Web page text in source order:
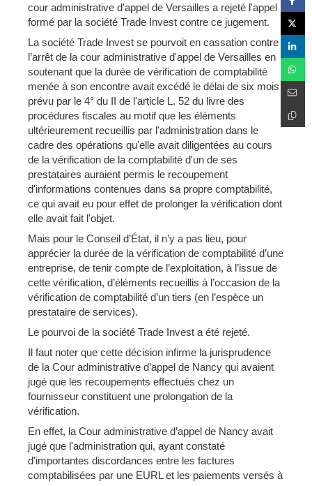
cour administrative d'appel de Versailles a rejeté l'appel
formé par la société Trade Invest contre ce jugement.
La société Trade Invest se pourvoit en cassation contre
l’arrêt de la cour administrative d'appel de Versailles en
soutenant que la durée de vérification de comptabilité
menée à son encontre avait excédé le délai de six mois
prévu par le 4° du II de l'article L. 52 du livre des
procédures fiscales au motif que les éléments
ultérieurement recueillis par l'administration dans le
cadre des opérations qu'elle avait diligentées au cours
de la vérification de la comptabilité d'un de ses
prestataires auraient permis le recoupement
d'informations contenues dans sa propre comptabilité,
ce qui avait eu pour effet de prolonger la vérification dont
elle avait fait l'objet.
Mais pour le Conseil d’État, il n’y a pas lieu, pour
apprécier la durée de la vérification de comptabilité d’une
entreprise, de tenir compte de l’exploitation, à l’issue de
cette vérification, d’éléments recueillis à l’occasion de la
vérification de comptabilité d’un tiers (en l’espèce un
prestataire de services).
Le pourvoi de la société Trade Invest a été rejeté.
Il faut noter que cette décision infirme la jurisprudence
de la Cour administrative d’appel de Nancy qui avaient
jugé que les recoupements effectués chez un
fournisseur constituent une prolongation de la
vérification.
En effet, la Cour administrative d’appel de Nancy avait
jugé que l'administration qui, ayant constaté
d'importantes discordances entre les factures
comptabilisées par une EURL et les paiements versés à